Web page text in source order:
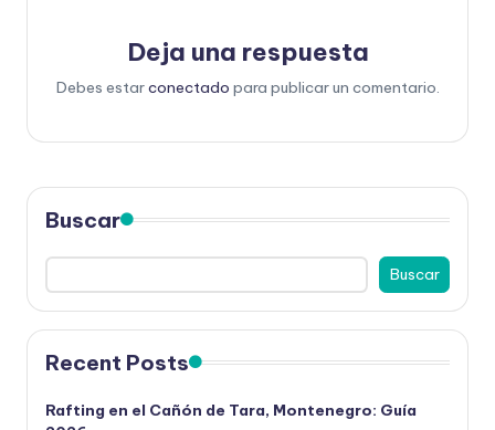
Deja una respuesta
Debes estarconectado para publicar un comentario.
Buscar
Buscar
Recent Posts
Rafting en el Cañón de Tara, Montenegro: Guía